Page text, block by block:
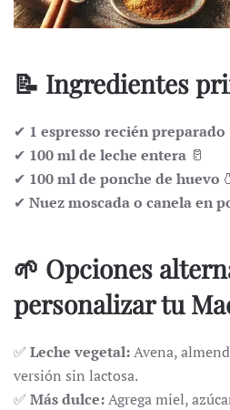
📝 Ingredientes
✔ 1 espresso recién preparado
✔ 100 ml de leche entera 🥛
✔ 100 ml de ponche de huevo
✔ Nuez moscada o canela en
🌱 Opciones
personalizar tu
✅ Leche vegetal:Avena,
versión sin lactosa.
✅ Más dulce:Agrega miel,